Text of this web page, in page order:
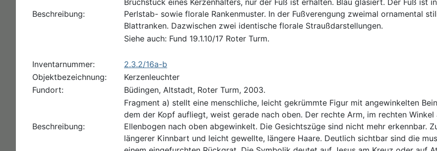
Beschreibung:
Bruchstück eines Kerzenhalters, nur der Fuß ist erhalten. Blau glasiert. Der Fuß ist
Perlstab- sowie florale Rankenmuster. In der Fußverengung zweimal ornamental
Blattranken. Dazwischen zwei identische florale Straußdarstellungen.
Siehe auch: Fund 19.1.10/17 Roter Turm.
Inventarnummer:
2.3.2/16a-b
Objektbezeichnung:
Kerzenleuchter
Fundort:
Büdingen, Altstadt, Roter Turm, 2003.
Beschreibung:
Fragment a) stellt eine menschliche, leicht gekrümmte Figur mit angewinkelten
dem der Kopf aufliegt, weist gerade nach oben. Der rechte Arm, im rechten
Ellenbogen nach oben abgewinkelt. Die Gesichtszüge sind nicht mehr erkennbar.
längerer Kinnbart und leicht gewellte, längere Haare. Deutlich sichtbar sind die